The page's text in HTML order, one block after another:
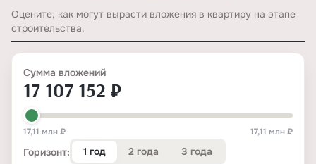
Оцените, как могут вырасти вложения в квартиру на этапе
строительства.
Сумма вложений
17 107 152 ₽
17,11 млн ₽ 17,11 млн ₽
Горизонт: 1 год 2 года 3 года